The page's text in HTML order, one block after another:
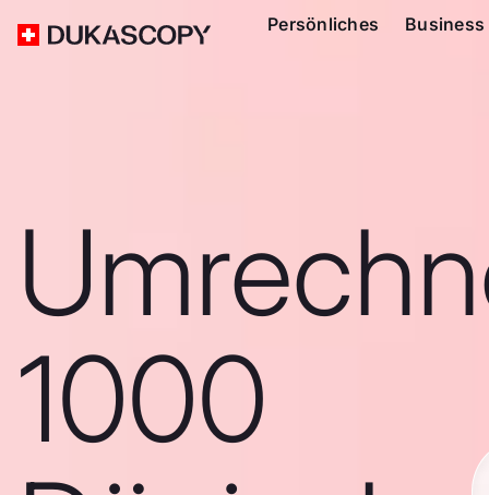
Persönliches Business
1000